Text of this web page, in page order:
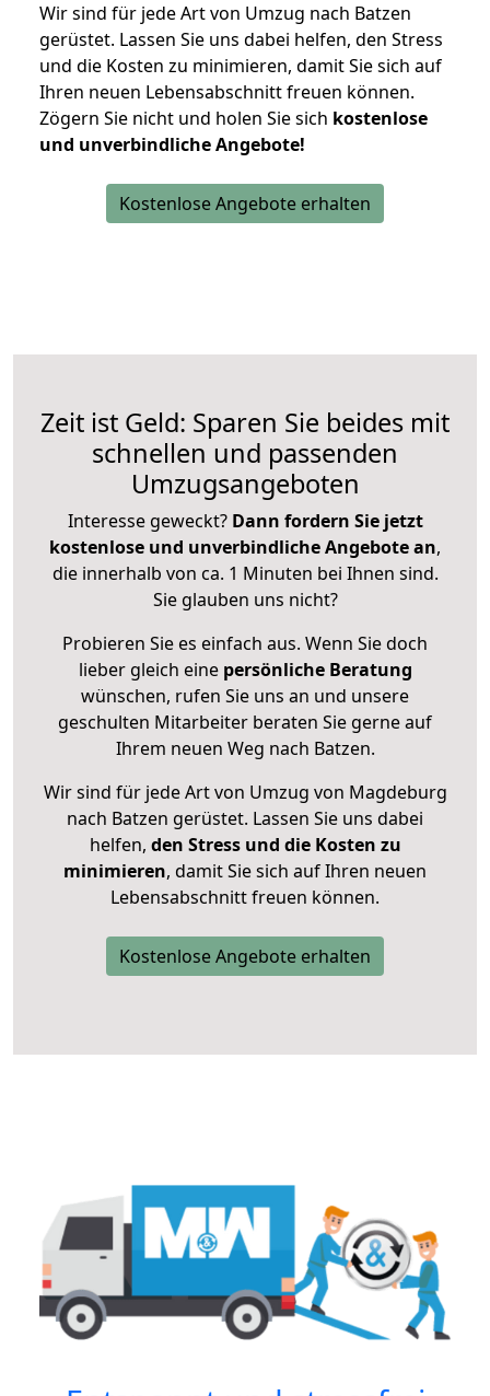
Wir sind für jede Art von Umzug nach Batzen
gerüstet. Lassen Sie uns dabei helfen, den Stress
und die Kosten zu minimieren, damit Sie sich auf
Ihren neuen Lebensabschnitt freuen können.
Zögern Sie nicht und holen Sie sich kostenlose
und unverbindliche Angebote!
Kostenlose Angebote erhalten
Zeit ist Geld: Sparen Sie beides mit
schnellen und passenden
Umzugsangeboten
Interesse geweckt? Dann fordern Sie jetzt
kostenlose und unverbindliche Angebote an,
die innerhalb von ca. 1 Minuten bei Ihnen sind.
Sie glauben uns nicht?
Probieren Sie es einfach aus. Wenn Sie doch
lieber gleich eine persönliche Beratung
wünschen, rufen Sie uns an und unsere
geschulten Mitarbeiter beraten Sie gerne auf
Ihrem neuen Weg nach Batzen.
Wir sind für jede Art von Umzug von Magdeburg
nach Batzen gerüstet. Lassen Sie uns dabei
helfen, den Stress und die Kosten zu
minimieren, damit Sie sich auf Ihren neuen
Lebensabschnitt freuen können.
Kostenlose Angebote erhalten